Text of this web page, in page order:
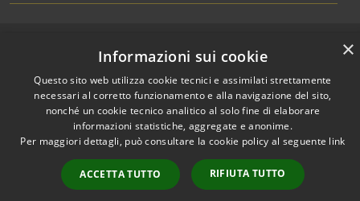
Accessibilità
Privacy
Cookie
Mappa del sito
Copyright © 2026 • Comune di
byMunicipium• Accesso
redazione
×
Informazioni sui cookie
Questo sito web utilizza cookie tecnici e assimilati strettamente
necessari al corretto funzionamento e alla navigazione del sito,
nonché un cookie tecnico analitico al solo fine di elaborare
informazioni statistiche, aggregate e anonime.
Per maggiori dettagli, può consultare la cookie policy al seguente link
ACCETTA TUTTO RIFIUTA TUTTO